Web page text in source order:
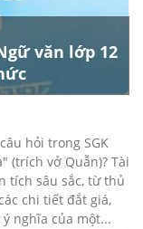
văn lớp 12
hỏi trong SGK
(trích vở Quẫn)? Tài
tích sâu sắc, từ thủ
chi tiết đắt giá,
nghĩa của một...